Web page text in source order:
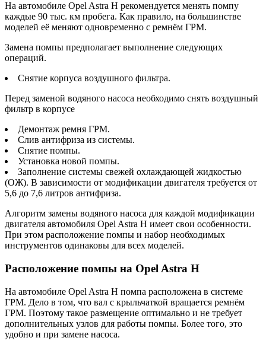
На автомобиле Opel Astra H рекомендуется менять помпу
каждые 90 тыс. км пробега. Как правило, на большинстве
моделей её меняют одновременно с ремнём ГРМ.
Замена помпы предполагает выполнение следующих
операций.
Снятие корпуса воздушного фильтра.
Перед заменой водяного насоса необходимо снять воздушный
фильтр в корпусе
Демонтаж ремня ГРМ.
Слив антифриза из системы.
Снятие помпы.
Установка новой помпы.
Заполнение системы свежей охлаждающей жидкостью
(ОЖ). В зависимости от модификации двигателя требуется от
5,6 до 7,6 литров антифриза.
Алгоритм замены водяного насоса для каждой модификации
двигателя автомобиля Opel Astra H имеет свои особенности.
При этом расположение помпы и набор необходимых
инструментов одинаковы для всех моделей.
Расположение помпы на Opel Astra H
На автомобиле Opel Astra H помпа расположена в системе
ГРМ. Дело в том, что вал с крыльчаткой вращается ремнём
ГРМ. Поэтому такое размещение оптимально и не требует
дополнительных узлов для работы помпы. Более того, это
удобно и при замене насоса.